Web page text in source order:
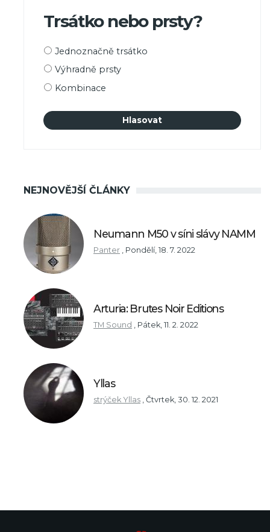
Trsátko nebo prsty?
Možnosti
Jednoznačně trsátko
Výhradně prsty
Kombinace
NEJNOVĚJŠÍ ČLÁNKY
Neumann M50 v síni slávy NAMM
Panter , Pondělí, 18. 7. 2022
Arturia: Brutes Noir Editions
TM Sound , Pátek, 11. 2. 2022
Yllas
strýček Yllas , Čtvrtek, 30. 12. 2021